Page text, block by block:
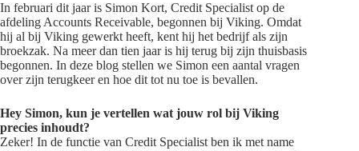
In februari dit jaar is Simon Kort, Credit Specialist op de
afdeling Accounts Receivable, begonnen bij Viking. Omdat
hij al bij Viking gewerkt heeft, kent hij het bedrijf als zijn
broekzak. Na meer dan tien jaar is hij terug bij zijn thuisbasis
begonnen. In deze blog stellen we Simon een aantal vragen
over zijn terugkeer en hoe dit tot nu toe is bevallen.
Hey Simon, kun je vertellen wat jouw rol bij Viking
precies inhoudt?
Zeker! In de functie van Credit Specialist ben ik met name